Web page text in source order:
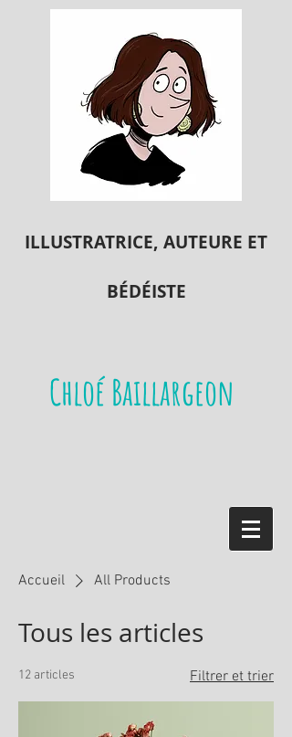
ILLUSTRATRICE, AUTEURE ET
BÉDÉISTE
Chloé Baillargeon
Accueil All Products
Tous les articles
12 articles Filtrer et trier